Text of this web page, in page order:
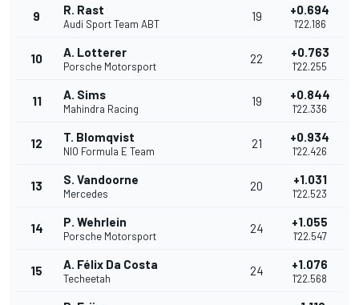
9 R. Rast
Audi Sport Team ABT
19 +0.694
1'22.186
10 A. Lotterer
Porsche Motorsport
22 +0.763
1'22.255
11 A. Sims
Mahindra Racing
19 +0.844
1'22.336
12 T. Blomqvist
NIO Formula E Team
21 +0.934
1'22.426
13 S. Vandoorne
Mercedes
20 +1.031
1'22.523
14 P. Wehrlein
Porsche Motorsport
24 +1.055
1'22.547
15 A. Félix Da Costa
Techeetah
24 +1.076
1'22.568